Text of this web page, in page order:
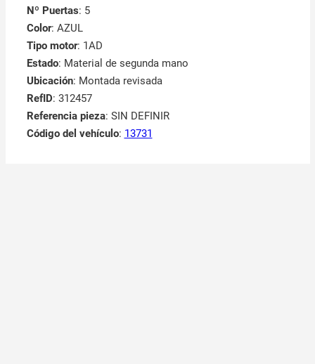
Nº Puertas: 5
Color: AZUL
Tipo motor: 1AD
Estado: Material de segunda mano
Ubicación: Montada revisada
RefID: 312457
Referencia pieza: SIN DEFINIR
Código del vehículo: 13731